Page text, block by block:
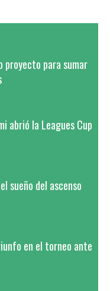
proyecto para sumar
abrió la Leagues Cup
sueño del ascenso
en el torneo ante